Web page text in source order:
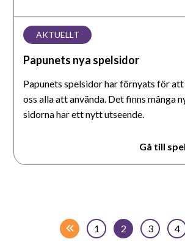
AKTUELLT
Papunets nya spelsidor
Papunets spelsidor har förnyats för
oss alla att använda. Det finns många
sidorna har ett nytt utseende.
Gå till
1 2 3 4